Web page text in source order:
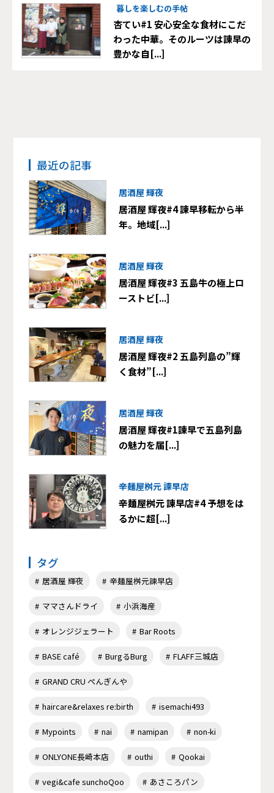
暮しを楽しむの手帖
杏てい#1 安心安全な食材にこだ
わった中華。そのルーツは諫早の
豊かな自[...]
最近の記事
居酒屋 輝夜
居酒屋 輝夜#4 諫早移転から半
年。地域[...]
居酒屋 輝夜
居酒屋 輝夜#3 五島牛の極上ロ
ーストビ[...]
居酒屋 輝夜
居酒屋 輝夜#2 五島列島の”輝
く食材”[...]
居酒屋 輝夜
居酒屋 輝夜#1諫早で五島列島
の魅力を届[...]
辛麺屋桝元 諫早店
辛麺屋桝元 諫早店#4 予想をは
るかに超[...]
タグ
居酒屋 輝夜 辛麺屋桝元諫早店
ママさんドライ 小浜海産
オレンジジェラート Bar Roots
BASE café BurgるBurg FLAFF三城店
GRAND CRU ぺんぎんや
haircare&relaxes re:birth isemachi493
Mypoints nai namipan non-ki
ONLYONE長崎本店 outhi Qookai
vegi&cafe sunchoQoo あさころパン